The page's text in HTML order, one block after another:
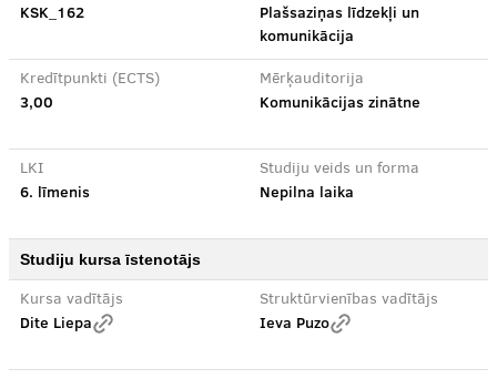
KSK_162
Plašsaziņas līdzekļi un
komunikācija
Kredītpunkti (ECTS)
3,00
Mērķauditorija
Komunikācijas zinātne
LKI
6. līmenis
Studiju veids un forma
Nepilna laika
Studiju kursa īstenotājs
Kursa vadītājs
Dite Liepa
Struktūrvienības vadītājs
Ieva Puzo